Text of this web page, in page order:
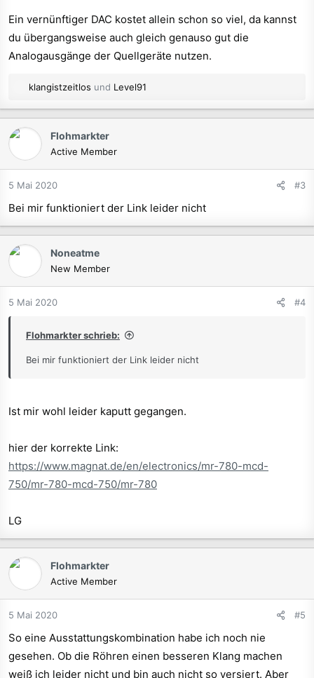
Ein vernünftiger DAC kostet allein schon so viel, da kannst
du übergangsweise auch gleich genauso gut die
Analogausgänge der Quellgeräte nutzen.
R
k
o
n
n
:
klangistzeitlos und Level91
Flohmarkter
Active Member
5 Mai 2020 #3
Bei mir funktioniert der Link leider nicht
Noneatme
New Member
5 Mai 2020 #4
Flohmarkter schrieb:
Bei mir funktioniert der Link leider nicht
Ist mir wohl leider kaputt gegangen.
hier der korrekte Link:
https://www.magnat.de/en/electronics/mr-780-mcd-
750/mr-780-mcd-750/mr-780
LG
Flohmarkter
Active Member
5 Mai 2020 #5
So eine Ausstattungskombination habe ich noch nie
gesehen. Ob die Röhren einen besseren Klang machen
weiß ich leider nicht und bin auch nicht so versiert. Aber